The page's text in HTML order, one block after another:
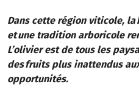
Dans cette région viticole,
et une tradition arboricole
L’olivier est de tous les
des fruits plus inattendus
opportunités.